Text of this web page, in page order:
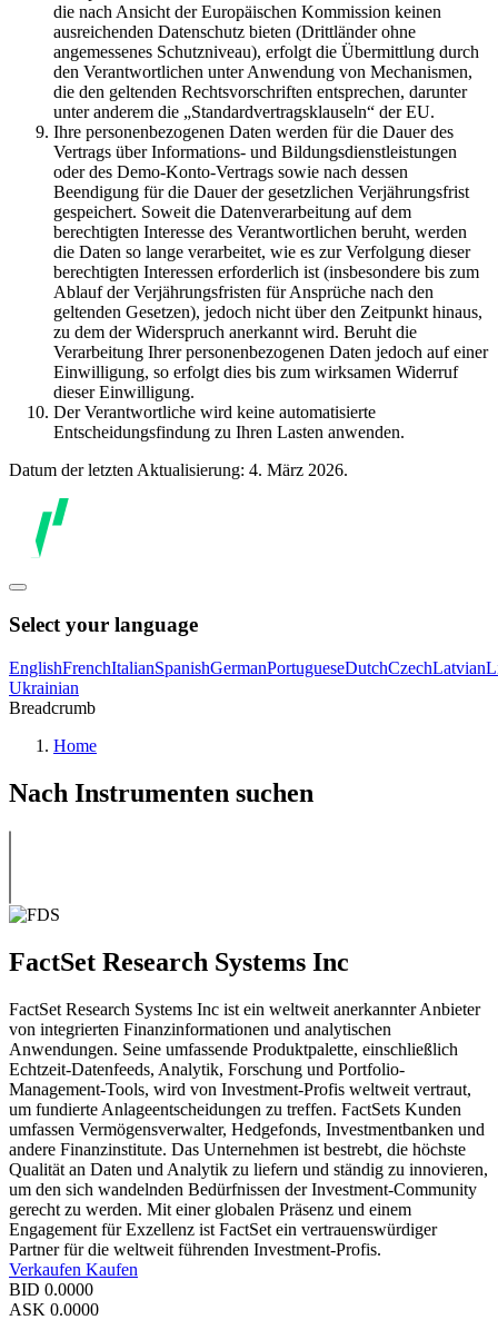
die nach Ansicht der Europäischen Kommission keinen
ausreichenden Datenschutz bieten (Drittländer ohne
angemessenes Schutzniveau), erfolgt die Übermittlung durch
den Verantwortlichen unter Anwendung von Mechanismen,
die den geltenden Rechtsvorschriften entsprechen, darunter
unter anderem die „Standardvertragsklauseln“ der EU.
Ihre personenbezogenen Daten werden für die Dauer des
Vertrags über Informations- und Bildungsdienstleistungen
oder des Demo-Konto-Vertrags sowie nach dessen
Beendigung für die Dauer der gesetzlichen Verjährungsfrist
gespeichert. Soweit die Datenverarbeitung auf dem
berechtigten Interesse des Verantwortlichen beruht, werden
die Daten so lange verarbeitet, wie es zur Verfolgung dieser
berechtigten Interessen erforderlich ist (insbesondere bis zum
Ablauf der Verjährungsfristen für Ansprüche nach den
geltenden Gesetzen), jedoch nicht über den Zeitpunkt hinaus,
zu dem der Widerspruch anerkannt wird. Beruht die
Verarbeitung Ihrer personenbezogenen Daten jedoch auf einer
Einwilligung, so erfolgt dies bis zum wirksamen Widerruf
dieser Einwilligung.
Der Verantwortliche wird keine automatisierte
Entscheidungsfindung zu Ihren Lasten anwenden.
Datum der letzten Aktualisierung: 4. März 2026.
Select your language
EnglishFrenchItalianSpanishGermanPortugueseDutchCzechLatvian
Ukrainian
Breadcrumb
Home
Nach Instrumenten suchen
FactSet Research Systems Inc
FactSet Research Systems Inc ist ein weltweit anerkannter Anbieter
von integrierten Finanzinformationen und analytischen
Anwendungen. Seine umfassende Produktpalette, einschließlich
Echtzeit-Datenfeeds, Analytik, Forschung und Portfolio-
Management-Tools, wird von Investment-Profis weltweit vertraut,
um fundierte Anlageentscheidungen zu treffen. FactSets Kunden
umfassen Vermögensverwalter, Hedgefonds, Investmentbanken und
andere Finanzinstitute. Das Unternehmen ist bestrebt, die höchste
Qualität an Daten und Analytik zu liefern und ständig zu innovieren,
um den sich wandelnden Bedürfnissen der Investment-Community
gerecht zu werden. Mit einer globalen Präsenz und einem
Engagement für Exzellenz ist FactSet ein vertrauenswürdiger
Partner für die weltweit führenden Investment-Profis.
Verkaufen Kaufen
BID 0.0000
ASK 0.0000